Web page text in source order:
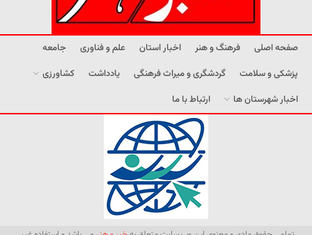
صفحه اصلی فرهنگ و هنر اخبار استان علم و فناوری
جامعه
پزشکی و سلامت
گردشگری و میراث فرهنگی یادداشت
کشاورزی
اخبار شهرستان ها
ارتباط با ما